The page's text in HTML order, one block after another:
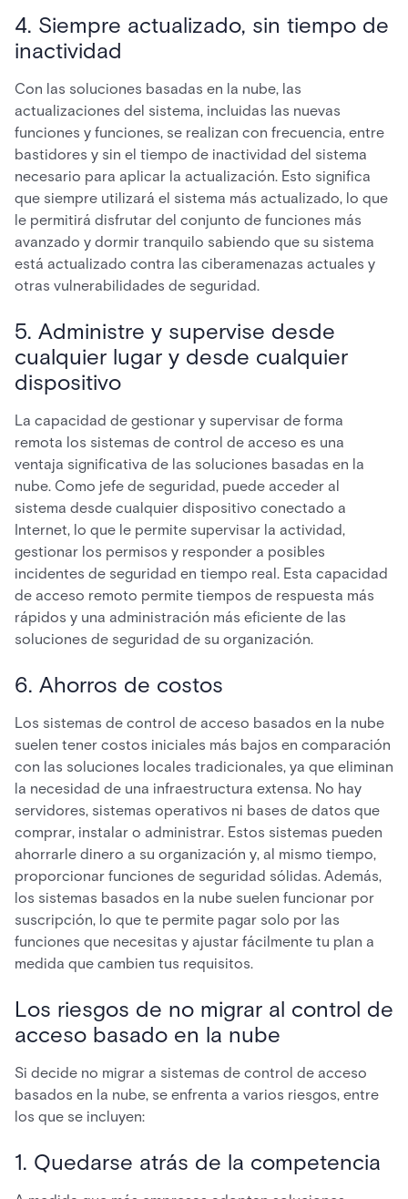
4. Siempre actualizado, sin tiempo de
inactividad
Con las soluciones basadas en la nube, las
actualizaciones del sistema, incluidas las nuevas
funciones y funciones, se realizan con frecuencia, entre
bastidores y sin el tiempo de inactividad del sistema
necesario para aplicar la actualización. Esto significa
que siempre utilizará el sistema más actualizado, lo que
le permitirá disfrutar del conjunto de funciones más
avanzado y dormir tranquilo sabiendo que su sistema
está actualizado contra las ciberamenazas actuales y
otras vulnerabilidades de seguridad.
5. Administre y supervise desde
cualquier lugar y desde cualquier
dispositivo
La capacidad de gestionar y supervisar de forma
remota los sistemas de control de acceso es una
ventaja significativa de las soluciones basadas en la
nube. Como jefe de seguridad, puede acceder al
sistema desde cualquier dispositivo conectado a
Internet, lo que le permite supervisar la actividad,
gestionar los permisos y responder a posibles
incidentes de seguridad en tiempo real. Esta capacidad
de acceso remoto permite tiempos de respuesta más
rápidos y una administración más eficiente de las
soluciones de seguridad de su organización.
6. Ahorros de costos
Los sistemas de control de acceso basados en la nube
suelen tener costos iniciales más bajos en comparación
con las soluciones locales tradicionales, ya que eliminan
la necesidad de una infraestructura extensa. No hay
servidores, sistemas operativos ni bases de datos que
comprar, instalar o administrar. Estos sistemas pueden
ahorrarle dinero a su organización y, al mismo tiempo,
proporcionar funciones de seguridad sólidas. Además,
los sistemas basados en la nube suelen funcionar por
suscripción, lo que te permite pagar solo por las
funciones que necesitas y ajustar fácilmente tu plan a
medida que cambien tus requisitos.
Los riesgos de no migrar al control de
acceso basado en la nube
Si decide no migrar a sistemas de control de acceso
basados en la nube, se enfrenta a varios riesgos, entre
los que se incluyen:
1. Quedarse atrás de la competencia